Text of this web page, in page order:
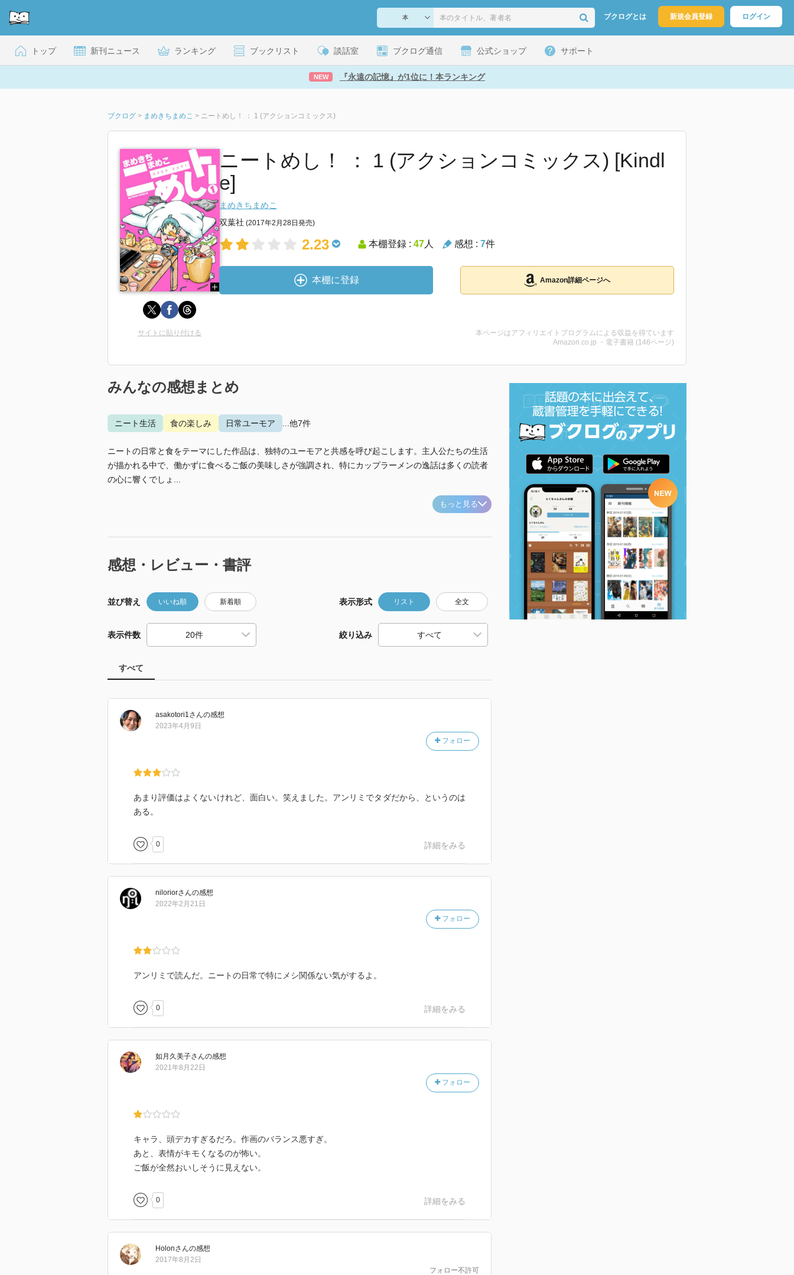
ブクログとは 新規会員登録 ログイン
トップ 新刊ニュース ランキング ブックリスト 談話室 ブクログ通信 公式ショップ サポート
NEW 『永遠の記憶』が1位に！本ランキング
ブクログ > まめきちまめこ > ニートめし！ ： 1 (アクションコミックス)
ニートめし！ ： 1 (アクションコミックス) [Kindl
e]
まめきちまめこ
双葉社 (2017年2月28日発売)
2.23 本棚登録 : 47人 感想 : 7件
本棚に登録 Amazon詳細ページへ
サイトに貼り付ける
本ページはアフィリエイトプログラムによる収益を得ています
Amazon.co.jp ・電子書籍 (146ページ)
みんなの感想まとめ
ニート生活 食の楽しみ 日常ユーモア ...他7件
ニートの日常と食をテーマにした作品は、独特のユーモアと共感を呼び起こします。主人公たちの生活
が描かれる中で、働かずに食べるご飯の美味しさが強調され、特にカップラーメンの逸話は多くの読者
の心に響くでしょ...
もっと見る
感想・レビュー・書評
並び替え いいね順 新着順 表示形式 リスト 全文
表示件数 絞り込み
すべて
asakotori1 さんの感想
フォロー
2023年4月9日
あまり評価はよくないけれど、面白い。笑えました。アンリミでタダだから、というのは
ある。
0 詳細をみる
niloriorさんの感想
フォロー
2022年2月21日
アンリミで読んだ。ニートの日常で特にメシ関係ない気がするよ。
0 詳細をみる
如月久美子さんの感想
フォロー
2021年8月22日
キャラ、頭デカすぎるだろ。作画のバランス悪すぎ。
あと、表情がキモくなるのが怖い。
ご飯が全然おいしそうに見えない。
0 詳細をみる
Holonさんの感想
フォロー不許可
2017年8月2日